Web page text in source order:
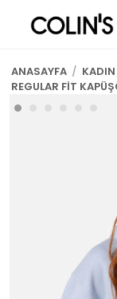
ANASAYFA /
REGULAR FİT